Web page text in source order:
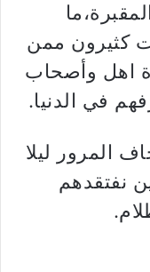
كثيرون ممن
اهل وأصحاب
في الدنيا.
المرور ليلا
نفتقدهم